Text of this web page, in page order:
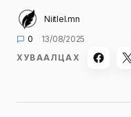
Niitlel.mn
0
13/08/2025
ХУВААЛЦАХ